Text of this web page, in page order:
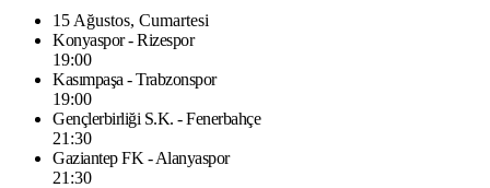
15 Ağustos, Cumartesi
Konyaspor - Rizespor
19:00
Kasımpaşa - Trabzonspor
19:00
Gençlerbirliği S.K. - Fenerbahçe
21:30
Gaziantep FK - Alanyaspor
21:30